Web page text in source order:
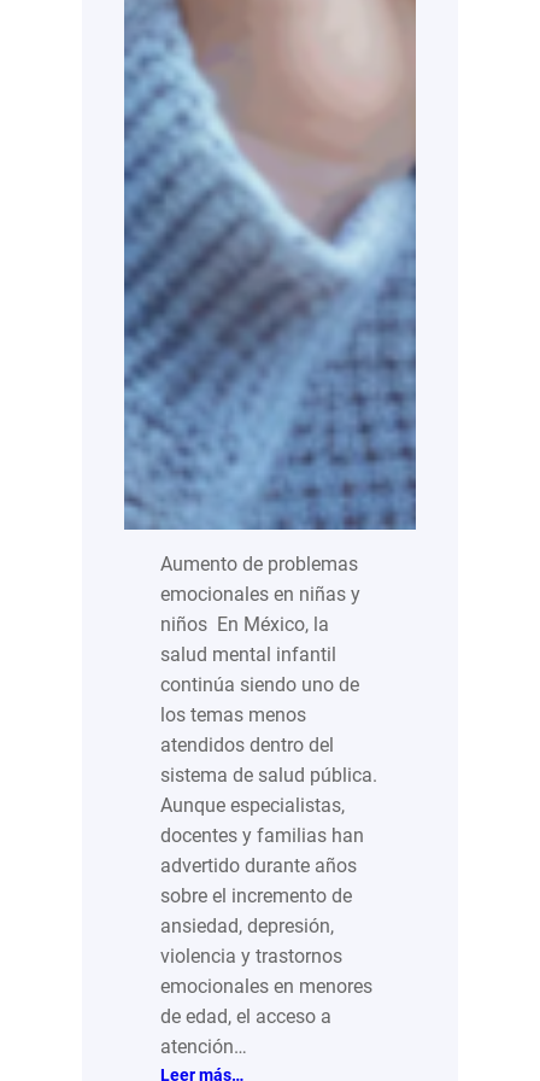
Aumento de problemas
emocionales en niñas y
niños En México, la
salud mental infantil
continúa siendo uno de
los temas menos
atendidos dentro del
sistema de salud pública.
Aunque especialistas,
docentes y familias han
advertido durante años
sobre el incremento de
ansiedad, depresión,
violencia y trastornos
emocionales en menores
de edad, el acceso a
atención…
Leer más…